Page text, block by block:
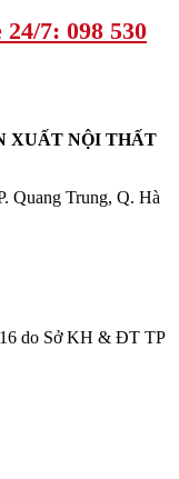
7: 098 530
XUẤT NỘI THẤT
Quang Trung, Q. Hà
do Sở KH & ĐT TP